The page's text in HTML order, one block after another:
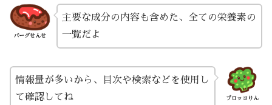
バーグせんせ
主要な成分の内容も含めた、全ての栄養素の
一覧だよ
ブロッコりん
情報量が多いから、目次や検索などを使用し
て確認してね